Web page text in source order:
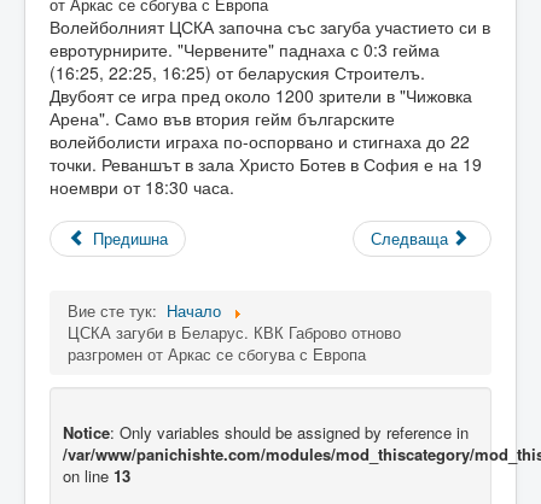
Волейболният ЦСКА започна със загуба участието си в
евротурнирите. "Червените" паднаха с 0:3 гейма
(16:25, 22:25, 16:25) от беларуския Строителъ.
Двубоят се игра пред около 1200 зрители в "Чижовка
Арена". Само във втория гейм българските
волейболисти играха по-оспорвано и стигнаха до 22
точки. Реваншът в зала Христо Ботев в София е на 19
ноември от 18:30 часа.
Предишна Следваща
Вие сте тук: Начало
ЦСКА загуби в Беларус. КВК Габрово отново
разгромен от Аркас се сбогува с Европа
Notice: Only variables should be assigned by reference in
/var/www/panichishte.com/modules/mod_thiscategory/
on line 13